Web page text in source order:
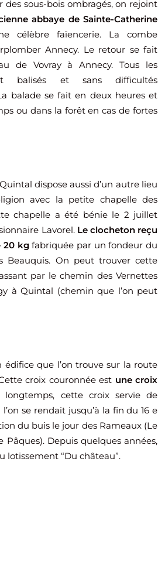
des sous-bois ombragés, on rejoint
abbaye de Sainte-Catherine
célèbre faïencerie. La combe
Annecy. Le retour se fait
de Vovray à Annecy. Tous les
balisés et sans difficultés
balade se fait en deux heures et
ou dans la forêt en cas de fortes
dispose aussi d’un autre lieu
avec la petite chapelle des
chapelle a été bénie le 2 juillet
Lavorel. Le clocheton reçu
20 kgfabriquée par un fondeur du
Beauquis. On peut trouver cette
par le chemin des Vernettes
à Quintal (chemin que l’on peut
édifice que l’on trouve sur la route
croix couronnée est une croix
longtemps, cette croix servie de
se rendait jusqu’à la fin du 16 e
du buis le jour des Rameaux (Le
Depuis quelques années,
lotissement “Du château”.